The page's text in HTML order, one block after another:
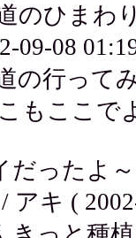
ひまわ
09-08
行って
もここで
ったよ～
キ (